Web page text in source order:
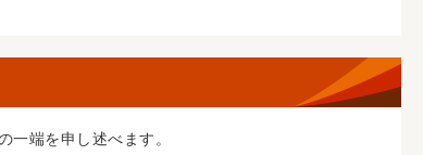
端を申し述べます。